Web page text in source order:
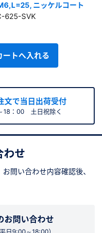
ニッケルコート
625-SVK
ートへ入れる
文で当日出荷受付
18：00 土日祝除く
わせ
お問い合わせ内容確認後、
お問い合わせ